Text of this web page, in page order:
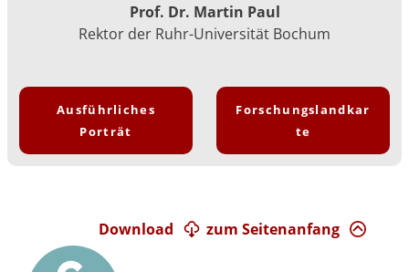
Prof. Dr. Martin Paul
Rektor der Ruhr-Universität Bochum
Ausführliches
Porträt
Forschungslandkar
te
zum Seitenanfang
Download